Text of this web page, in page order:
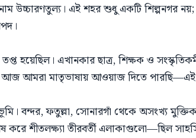
উচ্চারণতুল্য। এই শহর শুধু একটি শিল্পনগর
এখানকার ছাত্র, শিক্ষক ও
আজ আমরা মাতৃভাষায় আওয়াজ দিতে
বন্দর, ফতুল্লা, সোনারগাঁ থেকে অসংখ্য
করে শীতলক্ষ্যা তীরবর্তী এলাকাগুলো—ছিল